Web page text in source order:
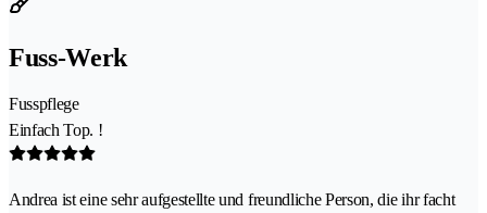
Fuss-Werk
Fusspflege
Einfach Top. !
Andrea ist eine sehr aufgestellte und freundliche Person, die ihr facht